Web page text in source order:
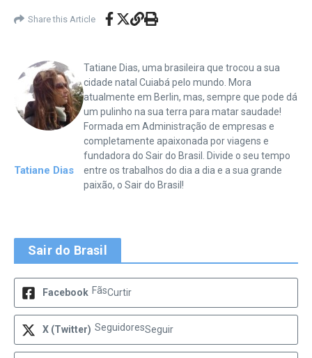
Share this Article
Tatiane Dias
Tatiane Dias, uma brasileira que trocou a sua
cidade natal Cuiabá pelo mundo. Mora
atualmente em Berlin, mas, sempre que pode dá
um pulinho na sua terra para matar saudade!
Formada em Administração de empresas e
completamente apaixonada por viagens e
fundadora do Sair do Brasil. Divide o seu tempo
entre os trabalhos do dia a dia e a sua grande
paixão, o Sair do Brasil!
Sair do Brasil
Facebook FãsCurtir
X (Twitter) SeguidoresSeguir